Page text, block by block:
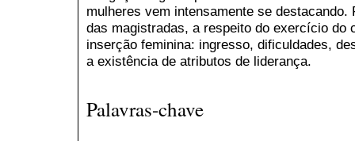
mulheres vem intensamente se
das magistradas, a respeito do exercício do
inserção feminina: ingresso, dificuldades,
a existência de atributos de liderança.
Palavras-chave